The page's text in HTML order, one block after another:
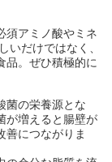
須アミノ酸やミネ
いだけではなく、
品。ぜひ積極的に
菌の栄養源とな
が増えると腸壁が
善につながりま